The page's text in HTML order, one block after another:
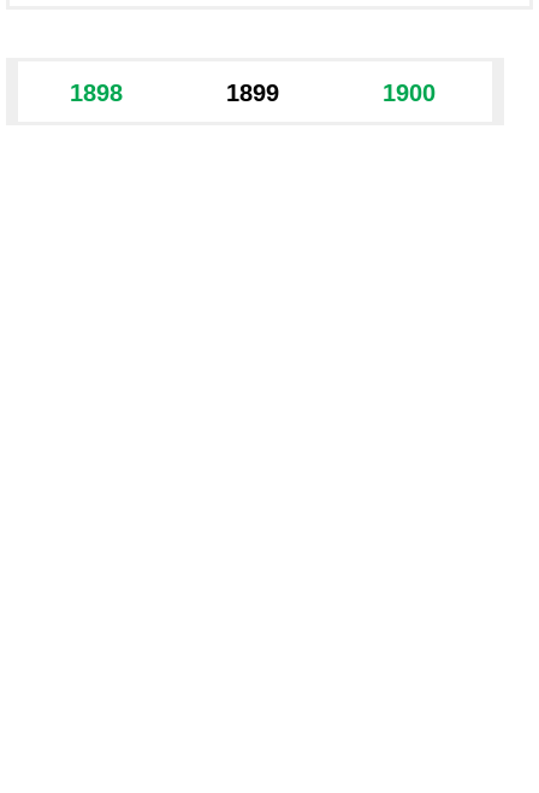
1898 1899 1900